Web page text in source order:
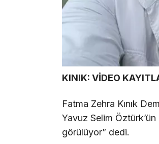
KINIK: VİDEO
Fatma Zehra Kınık
Yavuz Selim
görülüyor” dedi.